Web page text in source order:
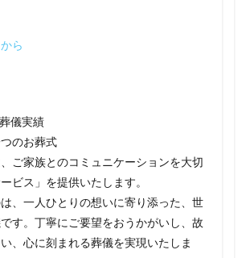
ら
儀実績
のお葬式
ご家族とのコミュニケーションを大切
ビス」を提供いたします。
、一人ひとりの想いに寄り添った、世
す。丁寧にご要望をおうかがいし、故
、心に刻まれる葬儀を実現いたしま